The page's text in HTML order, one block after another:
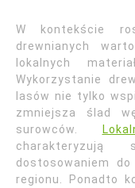
W kontekście
drewnianych
lokalnych
Wykorzystanie
lasów nie tylko
zmniejsza ślad
surowców.
dostosowaniem
regionu. Ponadto